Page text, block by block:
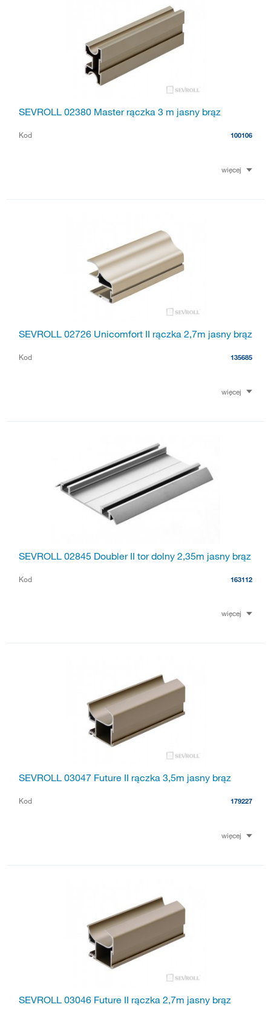
SEVROLL 02380 Master rączka 3 m jasny brąz
Kod 100106
więcej
SEVROLL 02726 Unicomfort II rączka 2,7m jasny brąz
Kod 135685
więcej
SEVROLL 02845 Doubler II tor dolny 2,35m jasny brąz
Kod 163112
więcej
SEVROLL 03047 Future II rączka 3,5m jasny brąz
Kod 179227
więcej
SEVROLL 03046 Future II rączka 2,7m jasny brąz